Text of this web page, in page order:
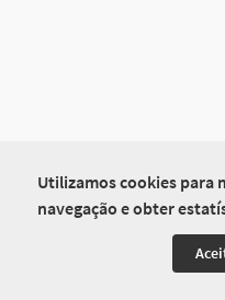
Utilizamos cookies para
navegação e obter